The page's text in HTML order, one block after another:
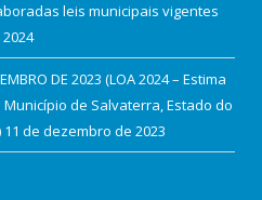
leis municipais vigentes
DE 2023 (LOA 2024 – Estima
de Salvaterra, Estado do
11 de dezembro de 2023